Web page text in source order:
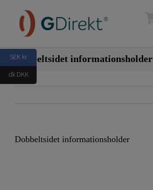
innehållet
Dobbeltsidet informationsholder
Dobbeltsidet informationsholder
SEK kr
dk DKK